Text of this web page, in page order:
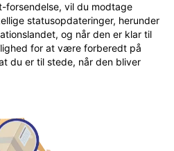
forsendelse, vil du modtage
statusopdateringer, herunder
og når den er klar til
for at være forberedt på
du er til stede, når den bliver